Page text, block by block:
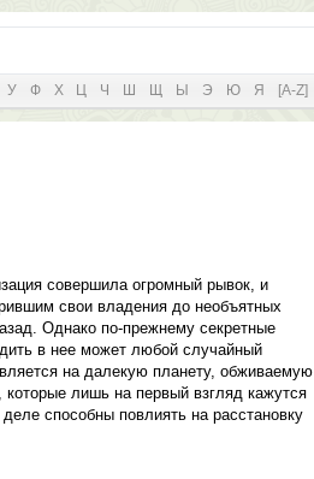
У Ф Х Ц Ч Ш Щ Ы Э Ю Я [A-Z]
совершила огромный рывок, и
свои владения до необъятных
Однако по-прежнему секретные
в нее может любой случайный
на далекую планету, обживаемую
лишь на первый взгляд кажутся
способны повлиять на расстановку